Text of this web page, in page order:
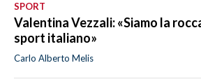
SPORT
Valentina Vezzali: «Siamo la
sport italiano»
Carlo Alberto Melis